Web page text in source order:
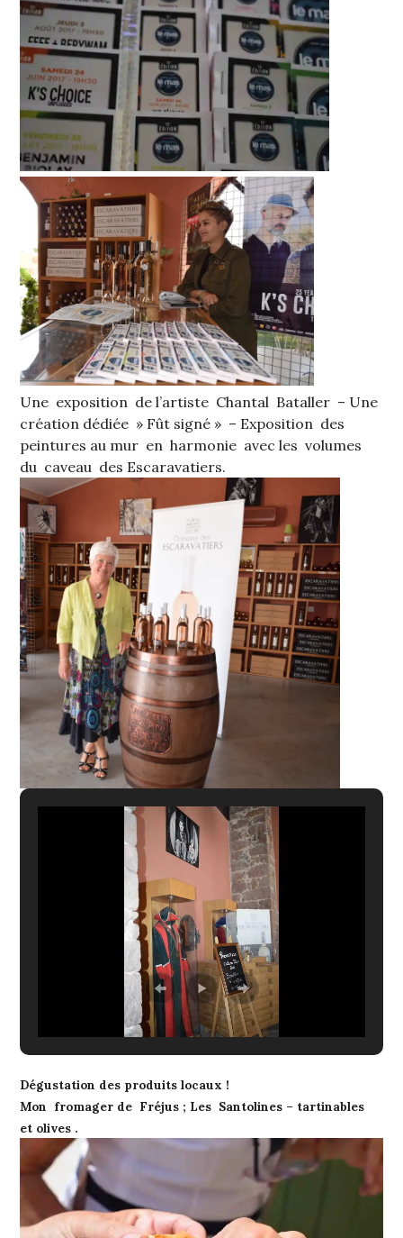
Une exposition de l’artiste Chantal Bataller – Une
création dédiée » Fût signé » – Exposition des
peintures au mur en harmonie avec les volumes
du caveau des Escaravatiers.
Dégustation des produits locaux !
Mon fromager de Fréjus ; Les Santolines – tartinables
et olives .